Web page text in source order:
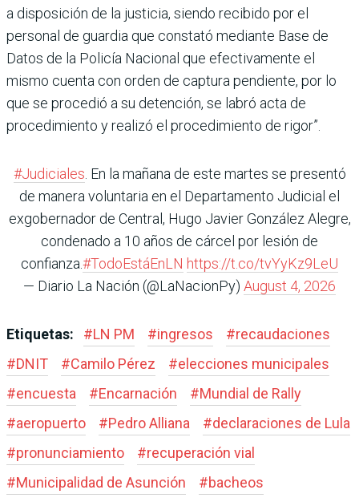
a disposición de la justicia, siendo recibido por el
personal de guardia que constató mediante Base de
Datos de la Policía Nacional que efectivamente el
mismo cuenta con orden de captura pendiente, por lo
que se procedió a su detención, se labró acta de
procedimiento y realizó el procedimiento de rigor”.
#Judiciales . En la mañana de este martes se presentó
de manera voluntaria en el Departamento Judicial el
exgobernador de Central, Hugo Javier González Alegre,
condenado a 10 años de cárcel por lesión de
confianza.#TodoEstáEnLN https://t.co/tvYyKz9LeU
— Diario La Nación (@LaNacionPy) August 4, 2026
Etiquetas: #LN PM #ingresos #recaudaciones
#DNIT #Camilo Pérez #elecciones municipales
#encuesta #Encarnación #Mundial de Rally
#aeropuerto #Pedro Alliana #declaraciones de Lula
#pronunciamiento #recuperación vial
#Municipalidad de Asunción #bacheos